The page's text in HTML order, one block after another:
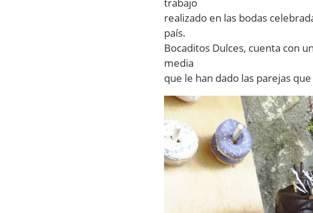
realizado en las bodas
país.
Bocaditos Dulces, cuenta con
media
que le han dado las parejas